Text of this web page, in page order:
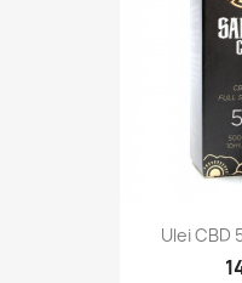
Ulei CBD